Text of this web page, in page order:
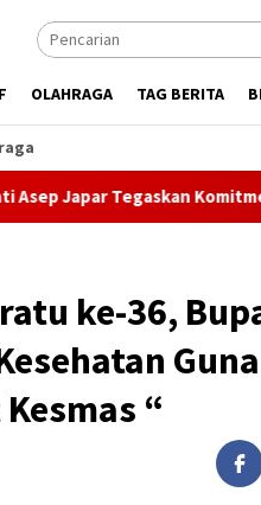
OLAHRAGA TAG BERITA
Komitmen Perkuat
ke-36,
Guna
“